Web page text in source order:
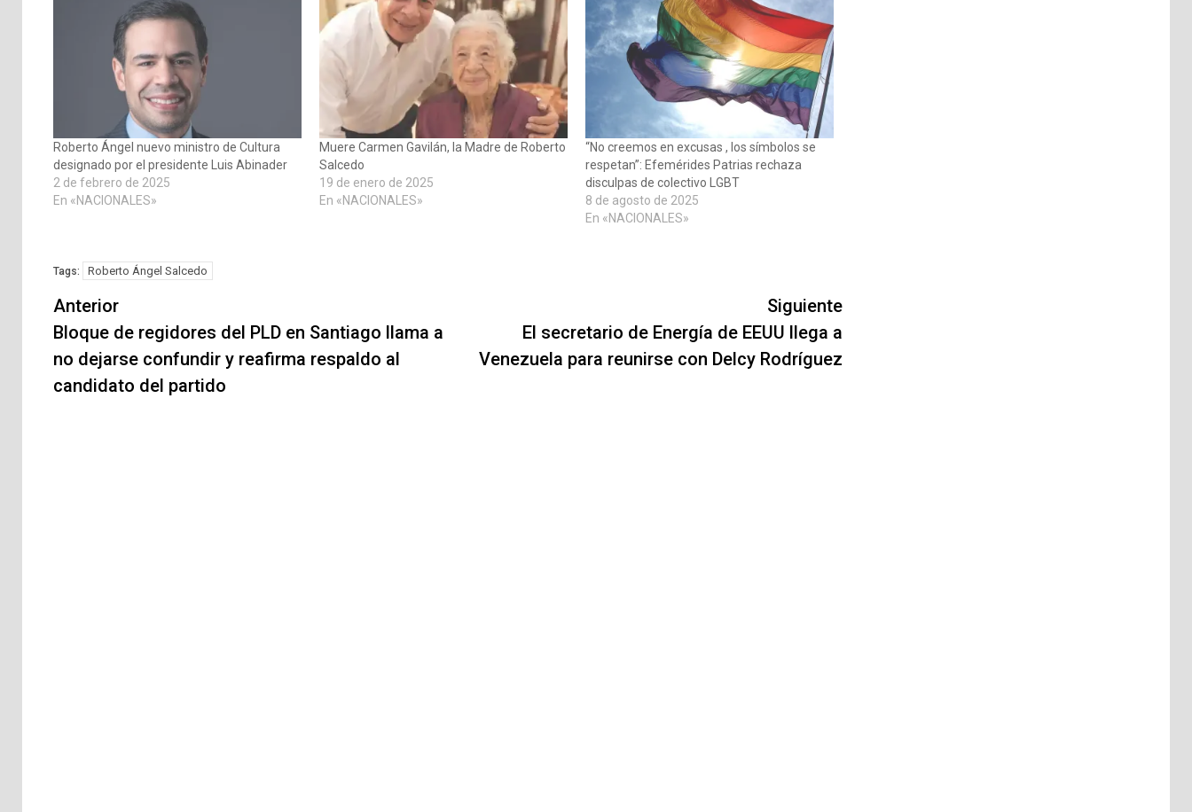
Roberto Ángel nuevo ministro de Cultura
designado por el presidente Luis Abinader
2 de febrero de 2025
En «NACIONALES»
Muere Carmen Gavilán, la Madre de Roberto
Salcedo
19 de enero de 2025
En «NACIONALES»
“No creemos en excusas , los símbolos se
respetan”: Efemérides Patrias rechaza
disculpas de colectivo LGBT
8 de agosto de 2025
En «NACIONALES»
Tags: Roberto Ángel Salcedo
Navegación
de
entradas
Anterior
Bloque de regidores del PLD en Santiago llama a
no dejarse confundir y reafirma respaldo al
candidato del partido
Siguiente
El secretario de Energía de EEUU llega a
Venezuela para reunirse con Delcy Rodríguez